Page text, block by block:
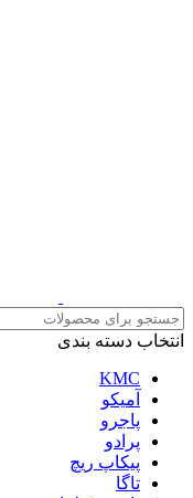
انتخاب دسته بندی
KMC
آمیکو
پاجرو
پرادو
پیکاپ ریچ
تاگا